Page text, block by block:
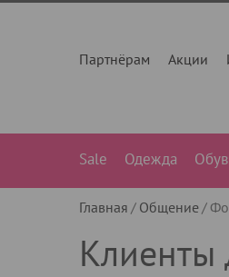
Партнёрам Акции
Sale Одежда
Главная Общение
Клиенты